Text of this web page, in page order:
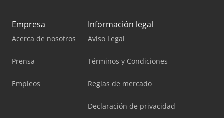
Empresa
Acerca de nosotros
Prensa
Empleos
Información legal
Aviso Legal
Términos y Condiciones
Reglas de mercado
Declaración de privacidad